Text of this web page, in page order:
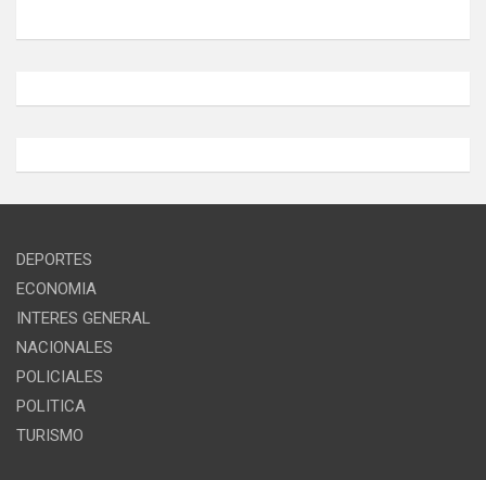
DEPORTES
ECONOMIA
INTERES GENERAL
NACIONALES
POLICIALES
POLITICA
TURISMO